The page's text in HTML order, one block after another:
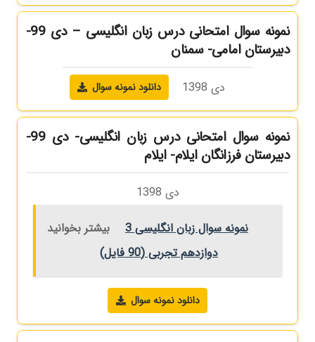
نمونه سوال امتحانی درس زبان انگلیسی – دی 99-
دبیرستان امامی- سمنان
دی 1398 دانلود نمونه سوال
نمونه سوال امتحانی درس زبان انگلیسی- دی 99-
دبیرستان فرزانگان ایلام- ایلام
دی 1398
بیشتر بخوانید
نمونه سوال زبان انگلیسی 3
دوازدهم تجربی (90 فایل)
دانلود نمونه سوال